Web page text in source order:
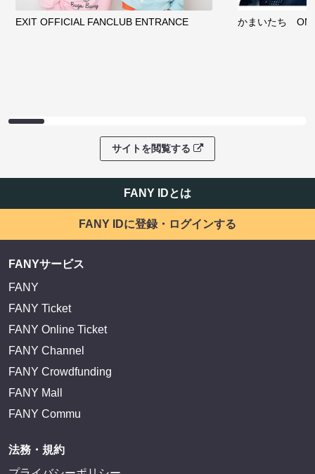
EXIT OFFICIAL FANCLUB ENTRANCE かまいたち
サイトを閲覧する
FANY IDとは
FANY IDに登録・ログインする
FANYサービス
FANY
FANY Ticket
FANY Online Ticket
FANY Channel
FANY Crowdfunding
FANY Mall
FANY Commu
法務・規約